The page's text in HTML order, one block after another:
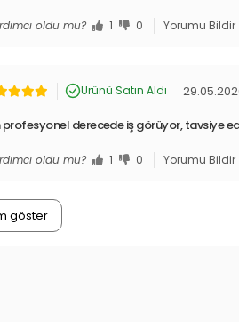
oldu mu? 1 0 Yorumu Bildir
Ürünü Satın Aldı
profesyonel derecede iş görüyor, tavsiye
oldu mu? 1 0 Yorumu Bildir
göster